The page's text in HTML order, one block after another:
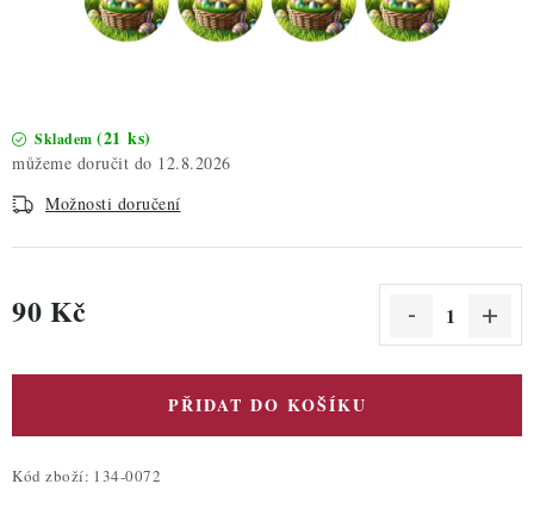
NOVÉ ZBOŽÍ
Nepřevzetí zásilky na dobírku
Hodnocení obchodu
Podmínky ochrany osobních údajů
Skladem (21 ks)
12.8.2026
Možnosti doručení
90 Kč
PŘIDAT DO KOŠÍKU
Kód zboží: 134-0072